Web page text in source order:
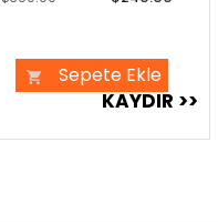
Sepete Ekle